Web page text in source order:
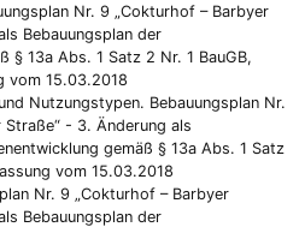
Nr. 9 „Cokturhof – Barbyer
Bebauungsplan der
§ 13a Abs. 1 Satz 2 Nr. 1 BauGB,
vom 15.03.2018
Nutzungstypen. Bebauungsplan Nr.
- 3. Änderung als
gemäß § 13a Abs. 1 Satz
vom 15.03.2018
Nr. 9 „Cokturhof – Barbyer
Bebauungsplan der